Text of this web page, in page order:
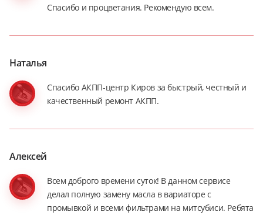
Спасибо и процветания. Рекомендую всем.
Наталья
Спасибо АКПП-центр Киров за быстрый, честный и
качественный ремонт АКПП.
Алексей
Всем доброго времени суток! В данном сервисе
делал полную замену масла в вариаторе с
промывкой и всеми фильтрами на митсубиси. Ребята